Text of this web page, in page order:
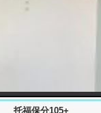
托福保分105+